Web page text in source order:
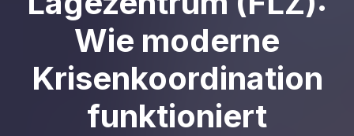
Wie moderne
Krisenkoordination
funktioniert